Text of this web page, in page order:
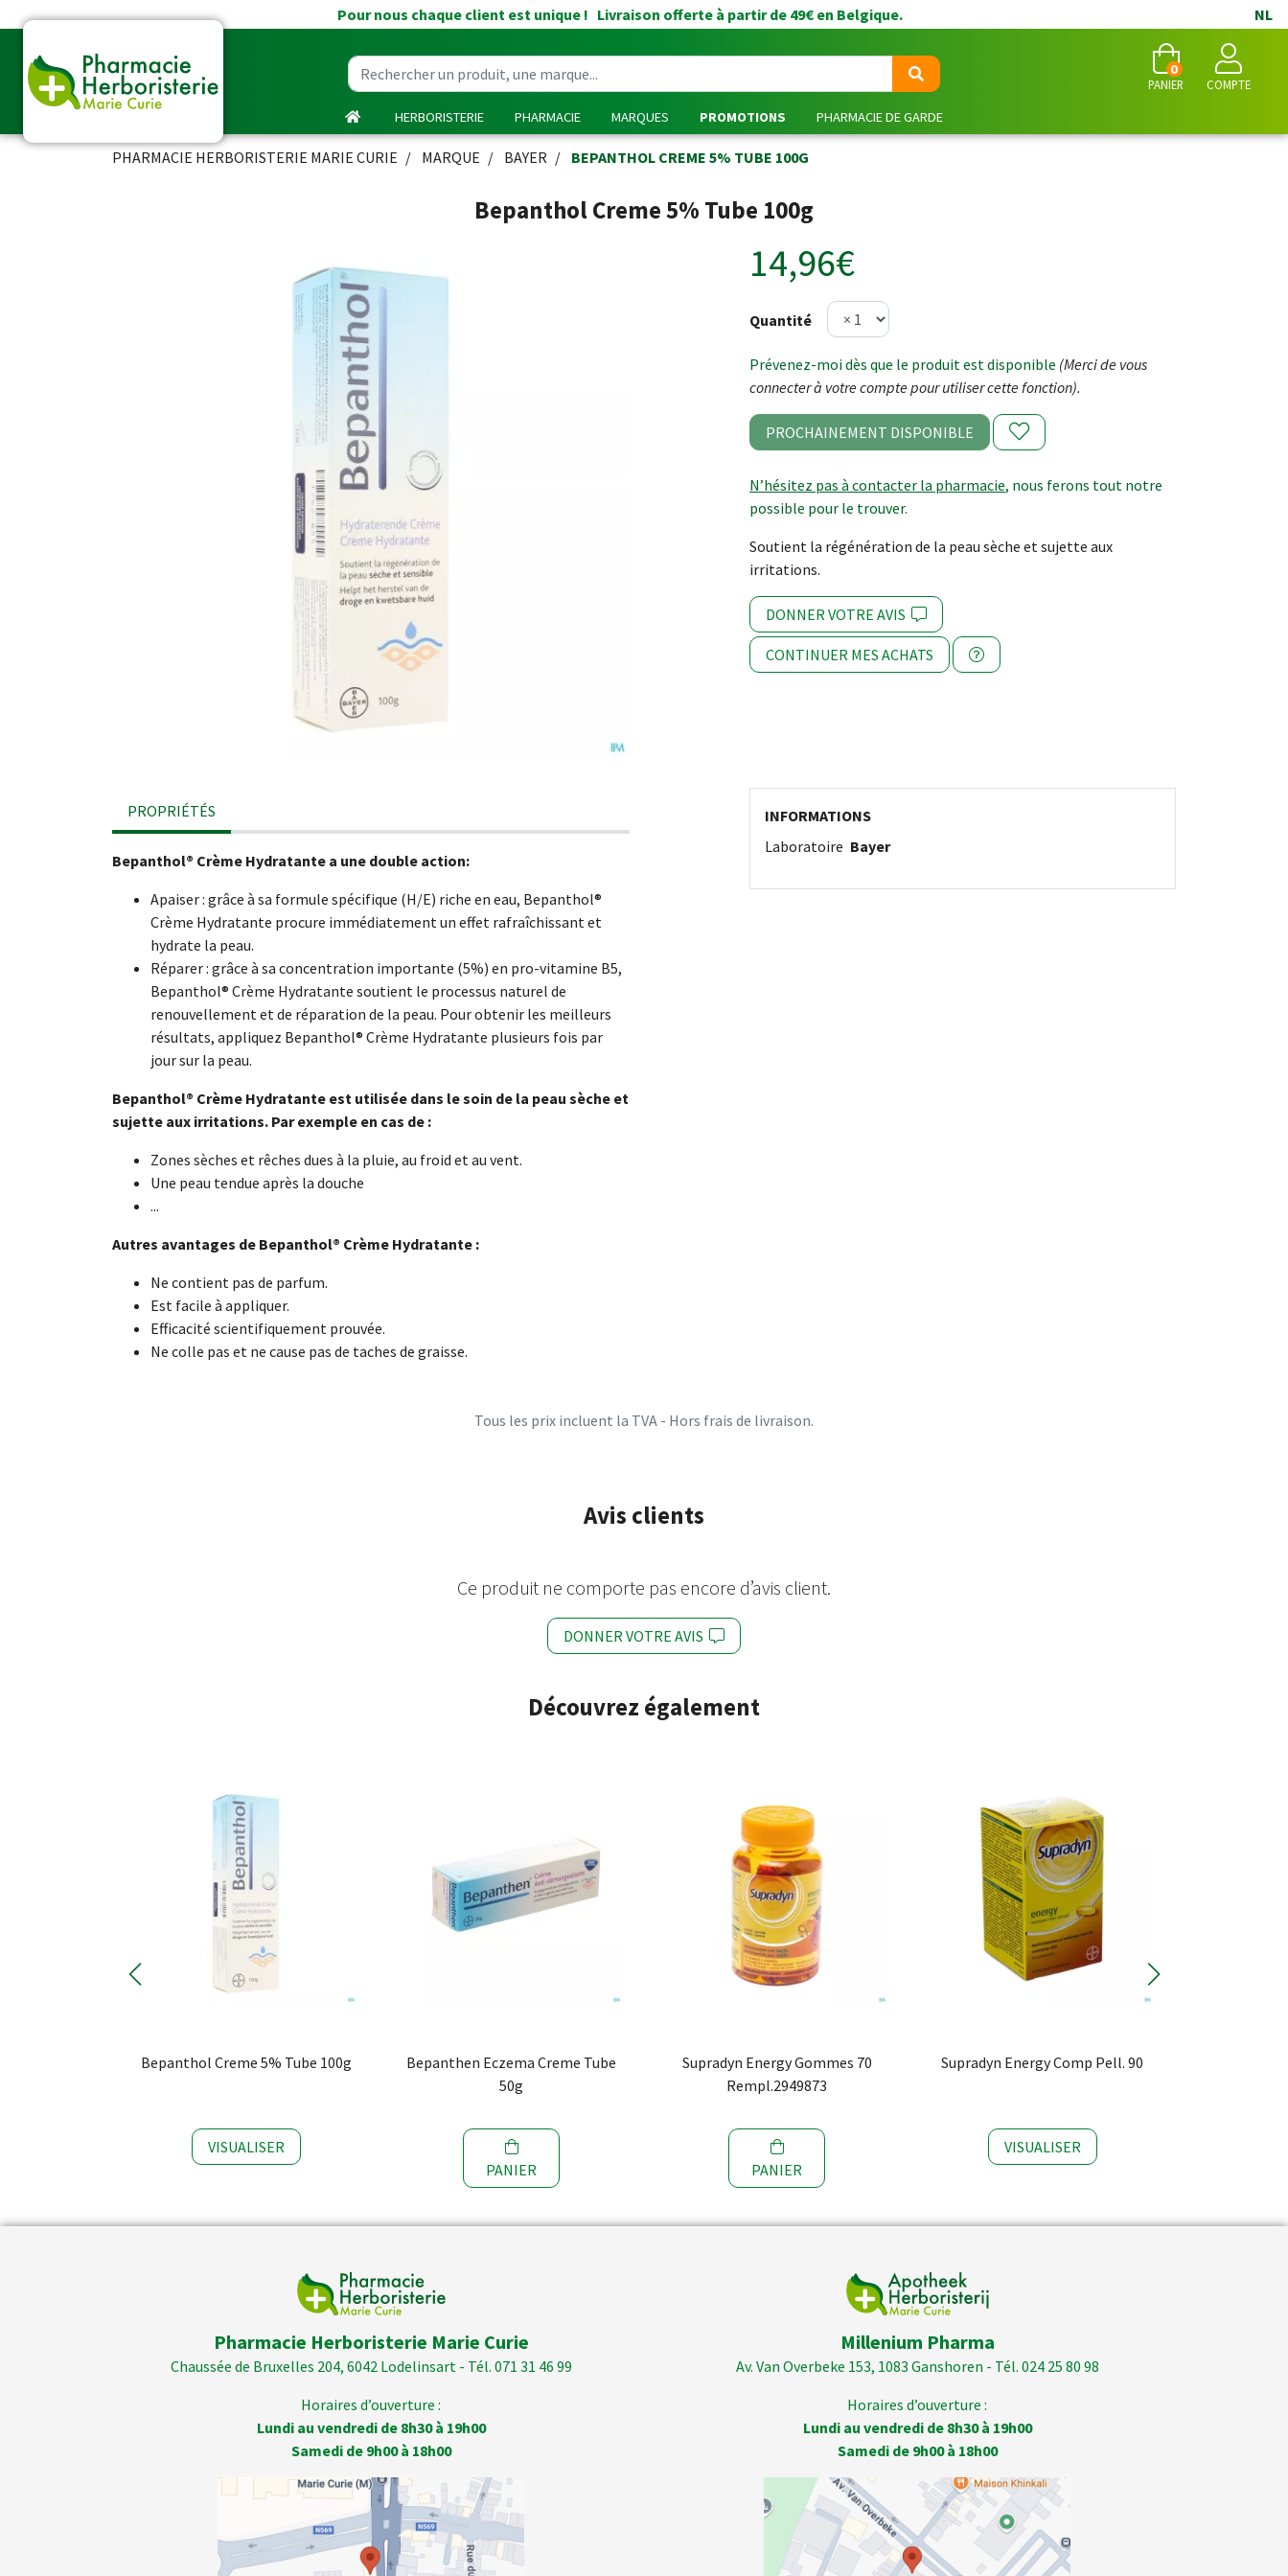
Pour nous chaque client est unique ! Livraison offerte à partir de 49€ en Belgique. NL
PANIER
0
COMPTE
HERBORISTERIE PHARMACIE MARQUES PROMOTIONS PHARMACIE DE GARDE
PHARMACIE HERBORISTERIE MARIE CURIE MARQUE BAYER BEPANTHOL CREME 5% TUBE 100G
Bepanthol Creme 5% Tube 100g
14,96€
Quantité
Prévenez-moi dès que le produit est disponible (Merci de vous
connecter à votre compte pour utiliser cette fonction).
PROCHAINEMENT DISPONIBLE
N’hésitez pas à contacter la pharmacie, nous ferons tout notre
possible pour le trouver.
Soutient la régénération de la peau sèche et sujette aux
irritations.
DONNER VOTRE AVIS
CONTINUER MES ACHATS
PROPRIÉTÉS
Bepanthol® Crème Hydratante a une double action:
Apaiser : grâce à sa formule spécifique (H/E) riche en eau, Bepanthol®
Crème Hydratante procure immédiatement un effet rafraîchissant et
hydrate la peau.
Réparer : grâce à sa concentration importante (5%) en pro-vitamine B5,
Bepanthol® Crème Hydratante soutient le processus naturel de
renouvellement et de réparation de la peau. Pour obtenir les meilleurs
résultats, appliquez Bepanthol® Crème Hydratante plusieurs fois par
jour sur la peau.
Bepanthol® Crème Hydratante est utilisée dans le soin de la peau sèche et
sujette aux irritations. Par exemple en cas de :
Zones sèches et rêches dues à la pluie, au froid et au vent.
Une peau tendue après la douche
...
Autres avantages de Bepanthol® Crème Hydratante :
Ne contient pas de parfum.
Est facile à appliquer.
Efficacité scientifiquement prouvée.
Ne colle pas et ne cause pas de taches de graisse.
INFORMATIONS
Laboratoire Bayer
Tous les prix incluent la TVA - Hors frais de livraison.
Avis clients
Ce produit ne comporte pas encore d’avis client.
DONNER VOTRE AVIS
Découvrez également
Bepanthol Creme 5% Tube 100g
VISUALISER
Bepanthen Eczema Creme Tube
50g
PANIER
Supradyn Energy Gommes 70
Rempl.2949873
PANIER
Supradyn Energy Comp Pell. 90
VISUALISER
Pharmacie Herboristerie Marie Curie
Chaussée de Bruxelles 204, 6042 Lodelinsart - Tél. 071 31 46 99
Horaires d’ouverture :
Lundi au vendredi de 8h30 à 19h00
Samedi de 9h00 à 18h00
Millenium Pharma
Av. Van Overbeke 153, 1083 Ganshoren - Tél. 024 25 80 98
Horaires d’ouverture :
Lundi au vendredi de 8h30 à 19h00
Samedi de 9h00 à 18h00